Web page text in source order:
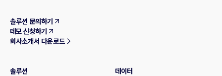
솔루션 문의하기
데모 신청하기
회사소개서 다운로드
솔루션
데이터